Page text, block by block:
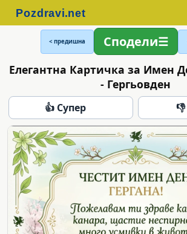
< предишна Сподели
Елегантна Картичка за Имен
- Гергьовден
👍 Супер